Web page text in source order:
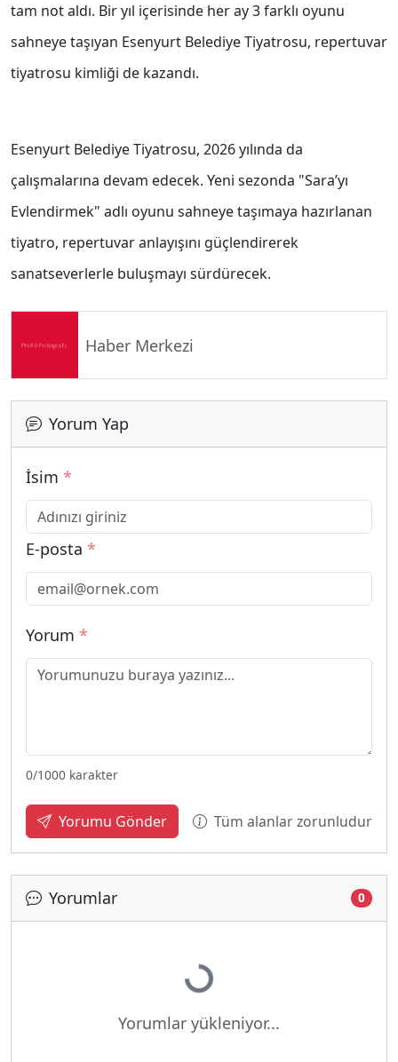
tam not aldı. Bir yıl içerisinde her ay 3 farklı oyunu
sahneye taşıyan Esenyurt Belediye Tiyatrosu, repertuvar
tiyatrosu kimliği de kazandı.
Esenyurt Belediye Tiyatrosu, 2026 yılında da
çalışmalarına devam edecek. Yeni sezonda "Sara’yı
Evlendirmek" adlı oyunu sahneye taşımaya hazırlanan
tiyatro, repertuvar anlayışını güçlendirerek
sanatseverlerle buluşmayı sürdürecek.
Haber Merkezi
Yorum Yap
İsim *
E-posta *
Yorum *
0/1000 karakter
Yorumu Gönder Tüm alanlar zorunludur
Yorumlar 0
Yükleniyor...
Yorumlar yükleniyor...